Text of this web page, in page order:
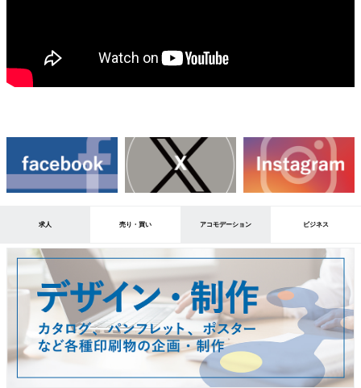
求人 売り・買い アコモデーション ビジネス